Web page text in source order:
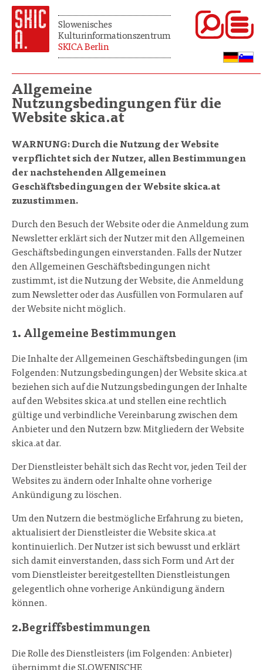
Slowenisches
Kulturinformationszentrum
SKICA Berlin
Allgemeine
Nutzungsbedingungen für die
Website skica.at
WARNUNG:Durch die Nutzung der Website
verpflichtet sich der Nutzer, allen Bestimmungen
der nachstehenden Allgemeinen
Geschäftsbedingungen der Website skica.at
zuzustimmen.
Durch den Besuch der Website oder die Anmeldung zum
Newsletter erklärt sich der Nutzer mit den Allgemeinen
Geschäftsbedingungen einverstanden. Falls der Nutzer
den Allgemeinen Geschäftsbedingungen nicht
zustimmt, ist die Nutzung der Website, die Anmeldung
zum Newsletter oder das Ausfüllen von Formularen auf
der Website nicht möglich.
1. Allgemeine Bestimmungen
Die Inhalte der Allgemeinen Geschäftsbedingungen (im
Folgenden: Nutzungsbedingungen) der Website skica.at
beziehen sich auf die Nutzungsbedingungen der Inhalte
auf den Websites skica.at und stellen eine rechtlich
gültige und verbindliche Vereinbarung zwischen dem
Anbieter und den Nutzern bzw. Mitgliedern der Website
skica.at dar.
Der Dienstleister behält sich das Recht vor, jeden Teil der
Websites zu ändern oder Inhalte ohne vorherige
Ankündigung zu löschen.
Um den Nutzern die bestmögliche Erfahrung zu bieten,
aktualisiert der Dienstleister die Website skica.at
kontinuierlich. Der Nutzer ist sich bewusst und erklärt
sich damit einverstanden, dass sich Form und Art der
vom Dienstleister bereitgestellten Dienstleistungen
gelegentlich ohne vorherige Ankündigung ändern
können.
2.Begriffsbestimmungen
Die Rolle des Dienstleisters (im Folgenden: Anbieter)
übernimmt die SLOWENISCHE